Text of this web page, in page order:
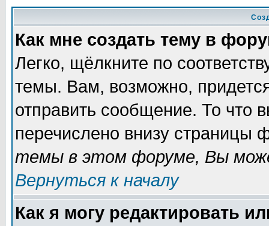
Как мне создать тему в
Легко, щёлкните по
темы. Вам, возможно,
отправить сообщение. То что
перечислено внизу страницы
темы в этом форуме, Вы
Вернуться к началу
Как я могу редактировать